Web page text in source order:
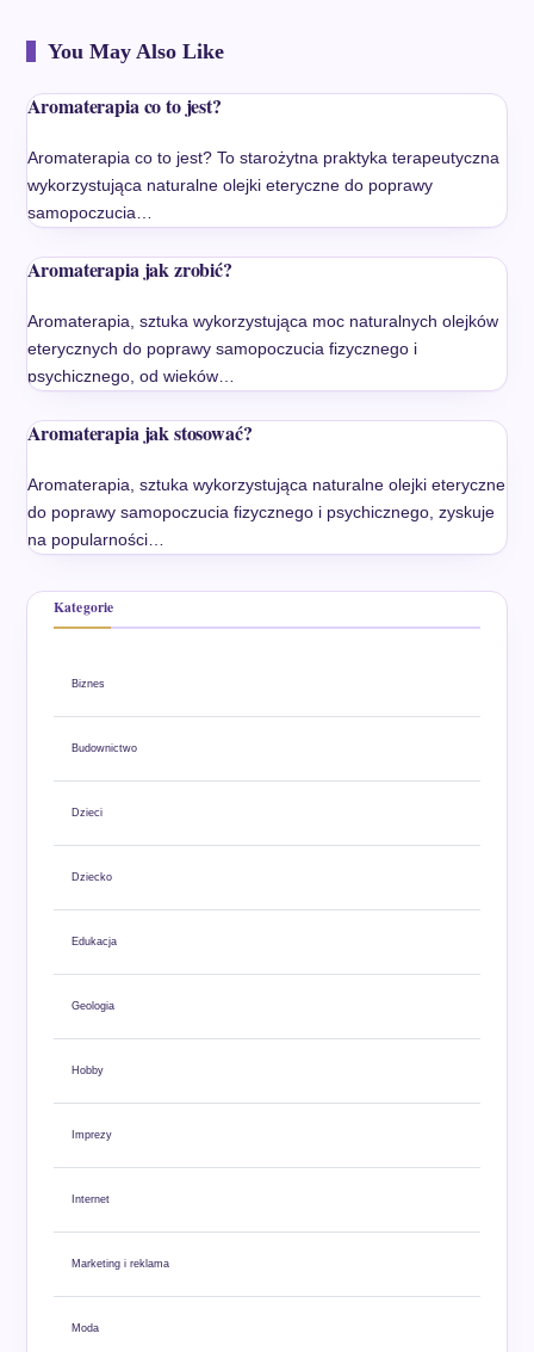
You May Also Like
Aromaterapia co to jest?
Aromaterapia co to jest? To starożytna praktyka terapeutyczna
wykorzystująca naturalne olejki eteryczne do poprawy
samopoczucia…
Aromaterapia jak zrobić?
Aromaterapia, sztuka wykorzystująca moc naturalnych olejków
eterycznych do poprawy samopoczucia fizycznego i
psychicznego, od wieków…
Aromaterapia jak stosować?
Aromaterapia, sztuka wykorzystująca naturalne olejki eteryczne
do poprawy samopoczucia fizycznego i psychicznego, zyskuje
na popularności…
Kategorie
Biznes
Budownictwo
Dzieci
Dziecko
Edukacja
Geologia
Hobby
Imprezy
Internet
Marketing i reklama
Moda